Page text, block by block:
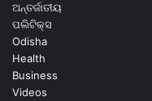
ଅନ୍ତର୍ଜାତୀୟ
ପଲିଟିକ୍ସ
Odisha
Health
Business
Videos